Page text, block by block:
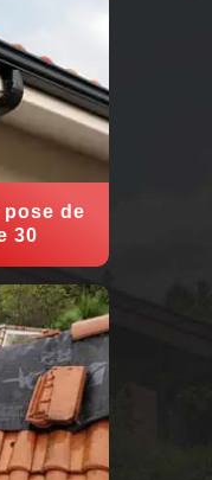
pose de
30